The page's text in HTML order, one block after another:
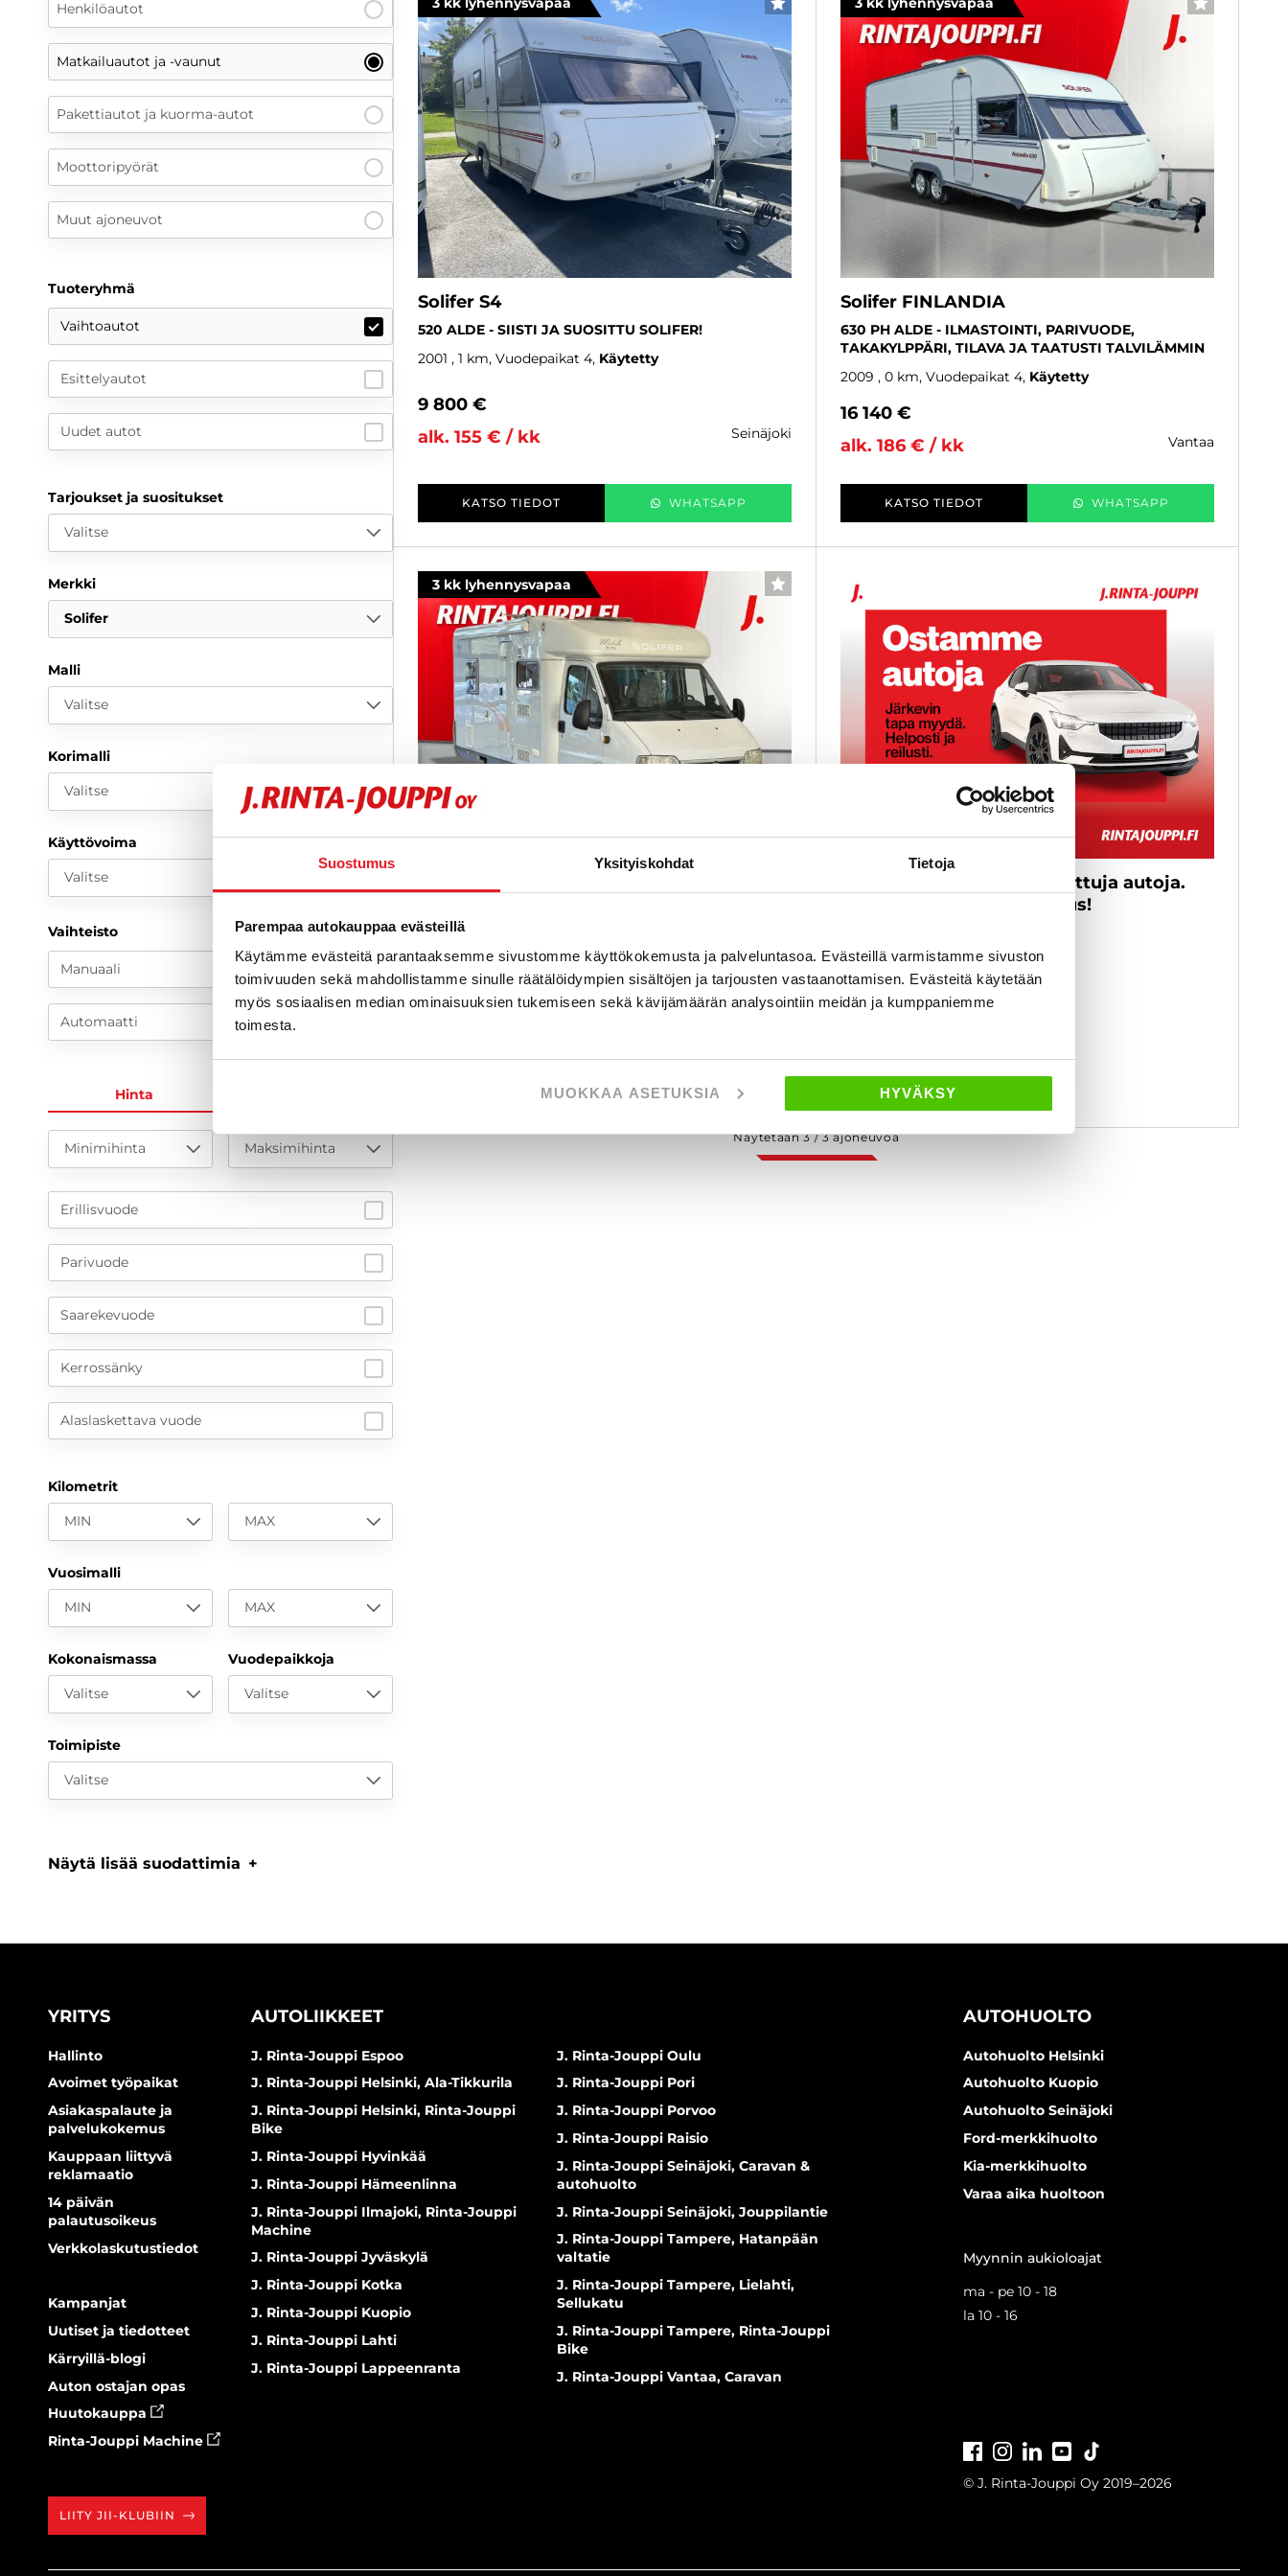
Suostumus Yksityiskohdat Tietoja
Parempaa autokauppaa evästeillä
Käytämme evästeitä parantaaksemme sivustomme käyttökokemusta ja palveluntasoa. Evästeillä varmistamme sivuston
toimivuuden sekä mahdollistamme sinulle räätälöidympien sisältöjen ja tarjousten vastaanottamisen. Evästeitä käytetään
myös sosiaalisen median ominaisuuksien tukemiseen sekä kävijämäärän analysointiin meidän ja kumppaniemme
toimesta.
MUOKKAA ASETUKSIA HYVÄKSY
Henkilöautot
Matkailuautot ja -vaunut
Pakettiautot ja kuorma-autot
Moottoripyörät
Muut ajoneuvot
Tuoteryhmä
Vaihtoautot
Esittelyautot
Uudet autot
Tarjoukset ja suositukset
Valitse
Merkki
Solifer
Malli
Valitse
Korimalli
Valitse
Käyttövoima
Valitse
Vaihteisto
Manuaali
Automaatti
Hinta
Minimihinta Maksimihinta
Erillisvuode
Parivuode
Saarekevuode
Kerrossänky
Alaslaskettava vuode
Kilometrit
MIN MAX
Vuosimalli
MIN MAX
Kokonaismassa
Valitse
Vuodepaikkoja
Valitse
Toimipiste
Valitse
Näytä lisää suodattimia
SUOSIKKI
Solifer S4
520 ALDE - SIISTI JA SUOSITTU SOLIFER!
2001 , 1 km, Vuodepaikat 4 Käytetty
9 800 €
alk. 155 € / kk
seinäjoki
KATSO TIEDOT WHATSAPP
SUOSIKKI
Solifer FINLANDIA
630 PH ALDE - ILMASTOINTI, PARIVUODE,
TAKAKYLPPÄRI, TILAVA JA TAATUSTI TALVILÄMMIN
2009 , 0 km, Vuodepaikat 4 Käytetty
16 140 €
alk. 186 € / kk
vantaa
KATSO TIEDOT WHATSAPP
3 kk lyhennysvapaa SUOSIKKI
webasto, pyöräteline
2004 , Manuaali, Diesel, 129 000 km, Rek. 5 Käytetty
22 900 €
Ostamme alle 225 tkm ajettuja autoja.
Pyydä ilmainen ostotarjous!
Näytetään3/3ajoneuvoa
YRITYS
Hallinto
Avoimet työpaikat
Asiakaspalaute ja
palvelukokemus
Kauppaan liittyvä
reklamaatio
14 päivän
palautusoikeus
Verkkolaskutustiedot
Kampanjat
Uutiset ja tiedotteet
Kärryillä-blogi
Auton ostajan opas
Huutokauppa
Rinta-Jouppi Machine
AUTOLIIKKEET
J. Rinta-Jouppi Espoo
J. Rinta-Jouppi Helsinki, Ala-Tikkurila
J. Rinta-Jouppi Helsinki, Rinta-Jouppi
Bike
J. Rinta-Jouppi Hyvinkää
J. Rinta-Jouppi Hämeenlinna
J. Rinta-Jouppi Ilmajoki, Rinta-Jouppi
Machine
J. Rinta-Jouppi Jyväskylä
J. Rinta-Jouppi Kotka
J. Rinta-Jouppi Kuopio
J. Rinta-Jouppi Lahti
J. Rinta-Jouppi Lappeenranta
J. Rinta-Jouppi Oulu
J. Rinta-Jouppi Pori
J. Rinta-Jouppi Porvoo
J. Rinta-Jouppi Raisio
J. Rinta-Jouppi Seinäjoki, Caravan &
autohuolto
J. Rinta-Jouppi Seinäjoki, Jouppilantie
J. Rinta-Jouppi Tampere, Hatanpään
valtatie
J. Rinta-Jouppi Tampere, Lielahti,
Sellukatu
J. Rinta-Jouppi Tampere, Rinta-Jouppi
Bike
J. Rinta-Jouppi Vantaa, Caravan
AUTOHUOLTO
Autohuolto Helsinki
Autohuolto Kuopio
Autohuolto Seinäjoki
Ford-merkkihuolto
Kia-merkkihuolto
Varaa aika huoltoon
Myynnin aukioloajat
ma - pe 10 - 18
la 10 - 16
FacebookInstagramLinkedInYoutube
© J. Rinta-Jouppi Oy 2019–2026
LIITY JII-KLUBIIN